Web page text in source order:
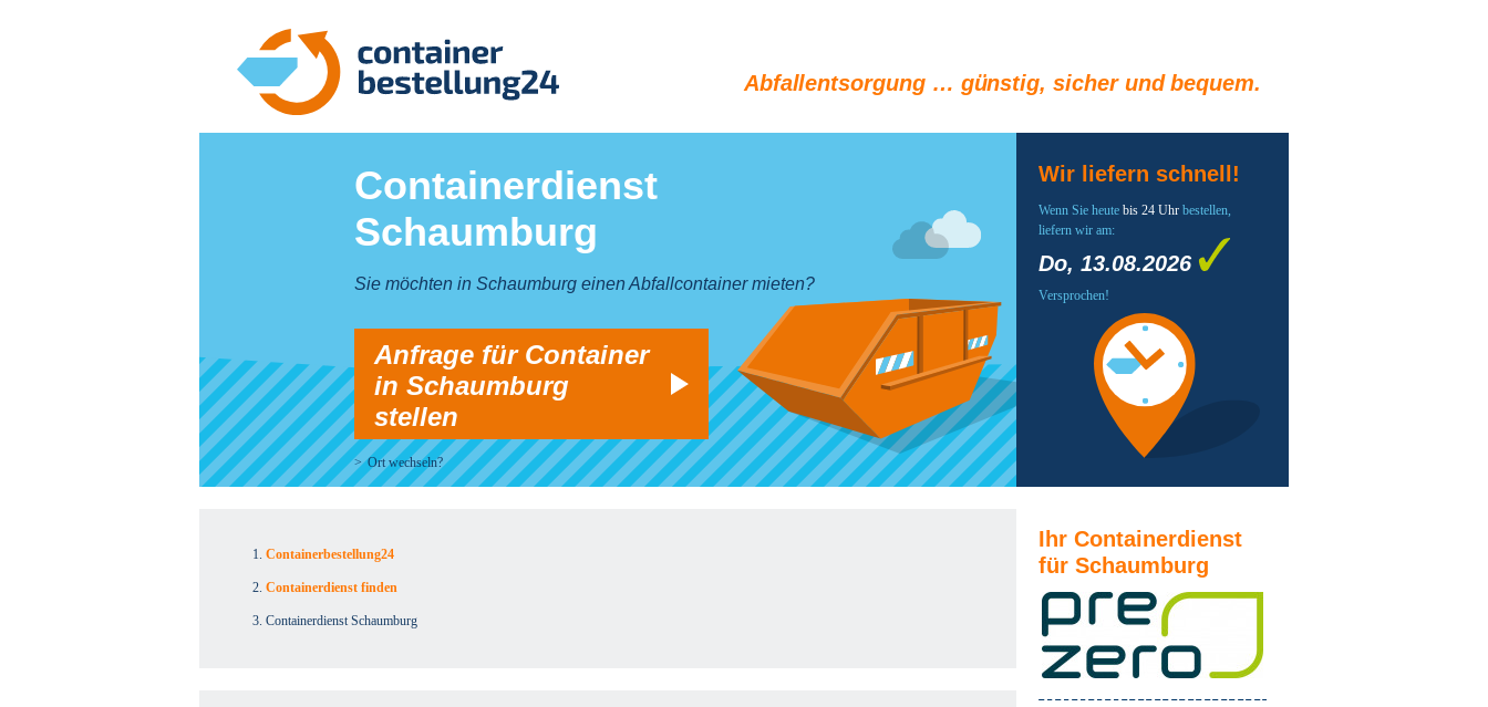
Abfallentsorgung … günstig, sicher und bequem.
Containerdienst
Schaumburg
Sie möchten in Schaumburg einen Abfallcontainer mieten?
Anfrage für Container
in Schaumburg
stellen
Ort wechseln?
Wir liefern schnell!
Wenn Sie heute bis 24 Uhr bestellen,
liefern wir am:
Do, 13.08.2026
Versprochen!
Containerbestellung24
Containerdienst finden
Containerdienst Schaumburg
Ihr Containerdienst
für Schaumburg